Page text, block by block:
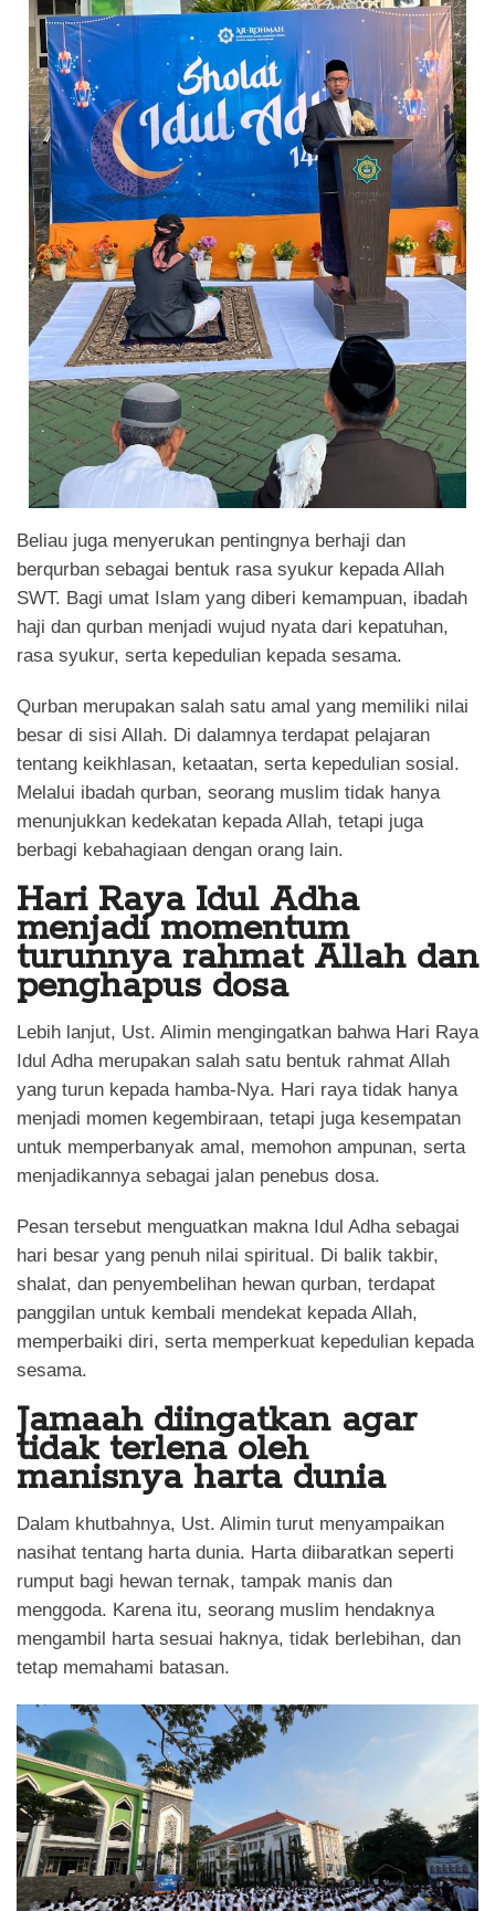
Beliau juga menyerukan pentingnya berhaji dan
berqurban sebagai bentuk rasa syukur kepada Allah
SWT. Bagi umat Islam yang diberi kemampuan, ibadah
haji dan qurban menjadi wujud nyata dari kepatuhan,
rasa syukur, serta kepedulian kepada sesama.
Qurban merupakan salah satu amal yang memiliki nilai
besar di sisi Allah. Di dalamnya terdapat pelajaran
tentang keikhlasan, ketaatan, serta kepedulian sosial.
Melalui ibadah qurban, seorang muslim tidak hanya
menunjukkan kedekatan kepada Allah, tetapi juga
berbagi kebahagiaan dengan orang lain.
Hari Raya Idul Adha
menjadi momentum
turunnya rahmat Allah dan
penghapus dosa
Lebih lanjut, Ust. Alimin mengingatkan bahwa Hari Raya
Idul Adha merupakan salah satu bentuk rahmat Allah
yang turun kepada hamba-Nya. Hari raya tidak hanya
menjadi momen kegembiraan, tetapi juga kesempatan
untuk memperbanyak amal, memohon ampunan, serta
menjadikannya sebagai jalan penebus dosa.
Pesan tersebut menguatkan makna Idul Adha sebagai
hari besar yang penuh nilai spiritual. Di balik takbir,
shalat, dan penyembelihan hewan qurban, terdapat
panggilan untuk kembali mendekat kepada Allah,
memperbaiki diri, serta memperkuat kepedulian kepada
sesama.
Jamaah diingatkan agar
tidak terlena oleh
manisnya harta dunia
Dalam khutbahnya, Ust. Alimin turut menyampaikan
nasihat tentang harta dunia. Harta diibaratkan seperti
rumput bagi hewan ternak, tampak manis dan
menggoda. Karena itu, seorang muslim hendaknya
mengambil harta sesuai haknya, tidak berlebihan, dan
tetap memahami batasan.